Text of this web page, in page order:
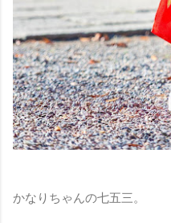
かなりちゃんの七五三。